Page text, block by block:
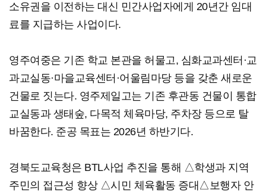
소유권을 이전하는 대신 민간사업자에게 20년간 임대
료를 지급하는 사업이다.
영주여중은 기존 학교 본관을 허물고, 심화교과센터·교
과교실동·마을교육센터·어울림마당 등을 갖춘 새로운
건물로 짓는다. 영주제일고는 기존 후관동 건물이 통합
교실동과 생태숲, 다목적 체육마당, 주차장 등으로 탈
바꿈한다. 준공 목표는 2026년 하반기다.
경북도교육청은 BTL사업 추진을 통해 △학생과 지역
주민의 접근성 향상 △시민 체육활동 증대△보행자 안